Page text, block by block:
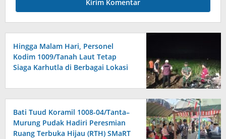
Hingga Malam Hari, Personel
Kodim 1009/Tanah Laut Tetap
Siaga Karhutla di Berbagai Lokasi
Bati Tuud Koramil 1008-04/Tanta–
Murung Pudak Hadiri Peresmian
Ruang Terbuka Hijau (RTH) SMaRT